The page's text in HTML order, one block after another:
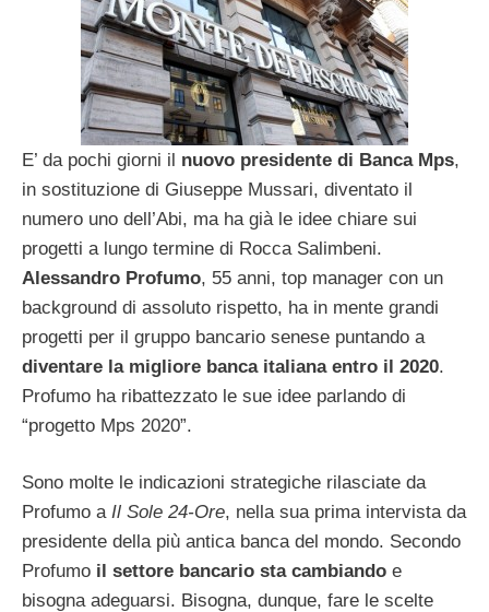
E’ da pochi giorni il nuovo presidente di Banca Mps,
in sostituzione di Giuseppe Mussari, diventato il
numero uno dell’Abi, ma ha già le idee chiare sui
progetti a lungo termine di Rocca Salimbeni.
Alessandro Profumo, 55 anni, top manager con un
background di assoluto rispetto, ha in mente grandi
progetti per il gruppo bancario senese puntando a
diventare la migliore banca italiana entro il 2020.
Profumo ha ribattezzato le sue idee parlando di
“progetto Mps 2020”.
Sono molte le indicazioni strategiche rilasciate da
Profumo a Il Sole 24-Ore, nella sua prima intervista da
presidente della più antica banca del mondo. Secondo
Profumo il settore bancario sta cambiando e
bisogna adeguarsi. Bisogna, dunque, fare le scelte